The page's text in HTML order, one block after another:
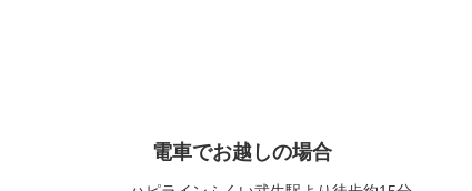
電車でお越しの場合